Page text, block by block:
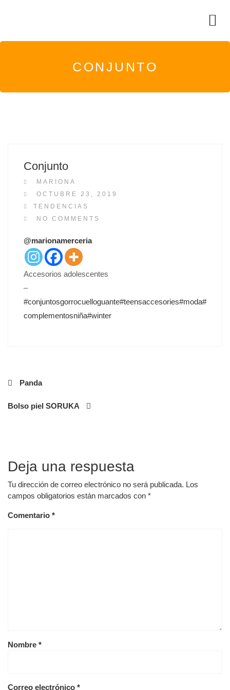
CONJUNTO
Conjunto
MARIONA
P
O
S
E
D
O
OCTUBRE 23, 2019
TENDENCIAS
NO COMMENTS
@marionamerceria
Accesorios adolescentes
–
#conjuntosgorrocuelloguante#teensaccesories#moda#
complementosniña#winter
Navegación
de
Panda
Bolso piel SORUKA
Deja una respuesta
Tu dirección de correo electrónico no será publicada. Los
campos obligatorios están marcados con *
Comentario *
Nombre *
Correo electrónico *